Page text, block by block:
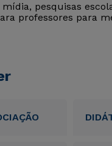
pesquisas
professores para